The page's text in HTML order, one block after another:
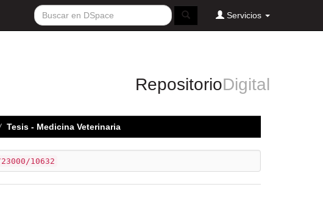
Servicios
RepositorioDigital
Tesis - Medicina Veterinaria
10632